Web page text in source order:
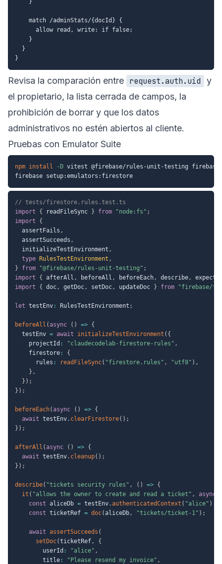
    }
    match /adminStats/{docId} {
      allow read, write: if false;
    }
  }
Revisa la comparación entre request.auth.uid
y
el propietario, la lista cerrada de campos, la
prohibición de borrar y que los datos
administrativos no estén abiertos al cliente.
Pruebas con Emulator Suite
npm install -D vitest @firebase/rules-unit-testing firebase
// tests/firestore.rules.test.ts
import
{ readFileSync } from "node:fs" ;
import
{
  assertFails
,
  assertSucceeds
,
  initializeTestEnvironment
,
type
RulesTestEnvironment ,
}
from "@firebase/rules-unit-testing" ;
import
{ afterAll , beforeAll , beforeEach, describe, expect
import
{ doc, getDoc, setDoc, updateDoc } from "firebase/
let testEnv : RulesTestEnvironment ;
beforeAll ( async ( ) => {
  testEnv
= await initializeTestEnvironment ( {
    projectId
: "claudecodelab-firestore-rules" ,
    firestore
:
{
      rules
: readFileSync( "firestore.rules" , "utf8" ) ,
} ,
} ) ;
} ) ;
beforeEach( async ( ) => {
await testEnv. clearFirestore( ) ;
} ) ;
afterAll ( async ( ) => {
await testEnv. cleanup( ) ;
} ) ;
describe( "tickets security rules" , ( ) => {
it ( "allows the owner to create and read a ticket" , async
const aliceDb = testEnv.authenticatedContext ( "alice" ) .
const ticketRef = doc(aliceDb, "tickets/ticket-1" ) ;
await assertSucceeds (
setDoc(ticketRef,
{
        userId
: "alice" ,
        title
: "Please resend my invoice" ,